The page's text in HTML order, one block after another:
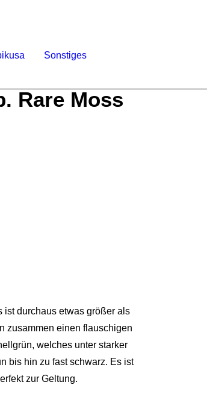
Sonstiges
Rare Moss
ist durchaus etwas größer als
zusammen einen flauschigen
welches unter starker
bis hin zu fast schwarz. Es ist
zur Geltung.